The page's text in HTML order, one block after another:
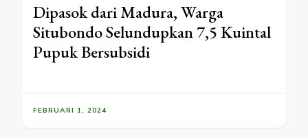
Dipasok dari Madura, Warga
Situbondo Selundupkan 7,5 Kuintal
Pupuk Bersubsidi
FEBRUARI 1, 2024